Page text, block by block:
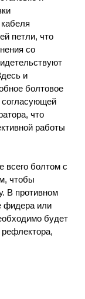
петли, что
со
и
болтовое
согласующей
что
работы
всего болтом с
чтобы
В противном
фидера или
будет